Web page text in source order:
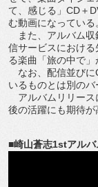
て、感じる」CD＋
む動画になっている
また、アルバム収
信サービスにおけ
る楽曲「旅の中で」
なお、配信並びに
いるものとは別のバ
アルバムリリース
後の活躍にも期待が
■崎山蒼志1stアルバ